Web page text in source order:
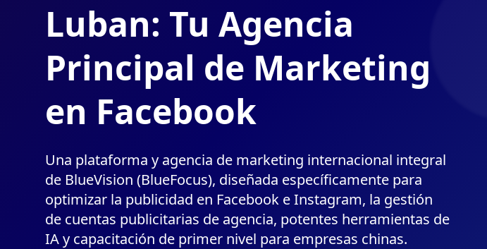
Luban: Tu Agencia
Principal de Marketing
en Facebook
Una plataforma y agencia de marketing internacional integral
de BlueVision (BlueFocus), diseñada específicamente para
optimizar la publicidad en Facebook e Instagram, la gestión
de cuentas publicitarias de agencia, potentes herramientas de
IA y capacitación de primer nivel para empresas chinas.